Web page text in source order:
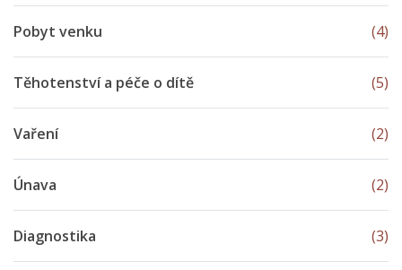
Pobyt venku (4)
Těhotenství a péče o dítě (5)
Vaření (2)
Únava (2)
Diagnostika (3)